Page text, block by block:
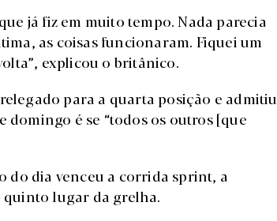
já fiz em muito tempo. Nada parecia
as coisas funcionaram. Fiquei um
explicou o britânico.
para a quarta posição e admitiu
é se “todos os outros [que
do dia venceu a corrida sprint, a
quinto lugar da grelha.